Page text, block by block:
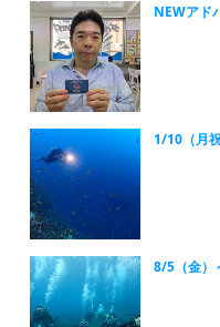
NEWアド
1/10（月
8/5（金）